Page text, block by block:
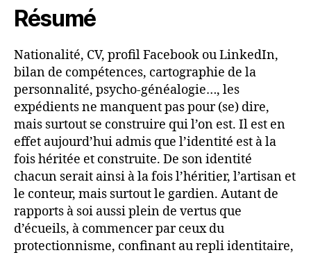
Résumé
Nationalité, CV, profil Facebook ou LinkedIn,
bilan de compétences, cartographie de la
personnalité, psycho-généalogie…, les
expédients ne manquent pas pour (se) dire,
mais surtout se construire qui l’on est. Il est en
effet aujourd’hui admis que l’identité est à la
fois héritée et construite. De son identité
chacun serait ainsi à la fois l’héritier, l’artisan et
le conteur, mais surtout le gardien. Autant de
rapports à soi aussi plein de vertus que
d’écueils, à commencer par ceux du
protectionnisme, confinant au repli identitaire,